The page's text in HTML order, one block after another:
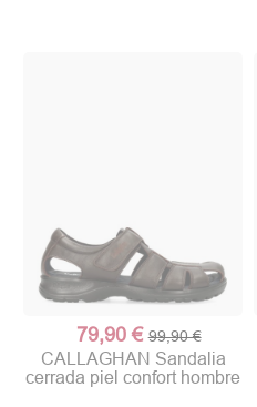
79,90 € 99,90 €
CALLAGHAN Sandalia
cerrada piel confort hombre